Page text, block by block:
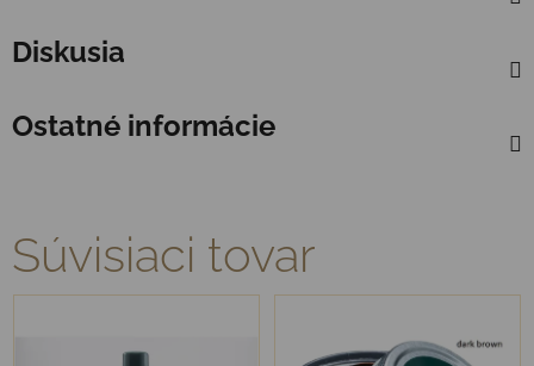
Diskusia
Ostatné informácie
Súvisiaci tovar